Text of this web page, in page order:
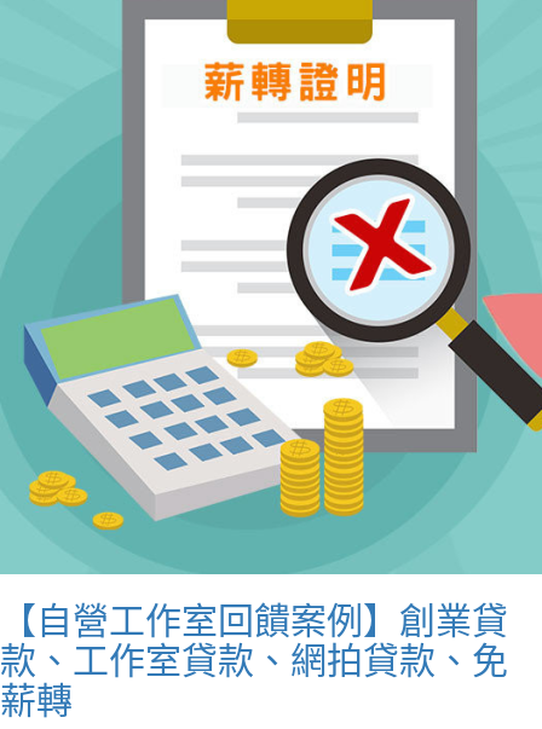
【自營工作室回饋案例】創業貸
款、工作室貸款、網拍貸款、免
薪轉